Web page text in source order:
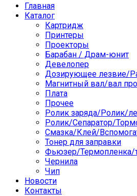
Главная
Каталог
Картридж
Принтеры
Проекторы
Барабан / Драм-юнит
Девелопер
Дозирующее лезвие/
Магнитный вал/вал
Плата
Прочее
Ролик заряда/Ролик/
Ролик/Сепаратор/
Смазка/Клей/
Тонер для заправки
Фьюзер/Термопленка/
Чернила
Чип
Новости
Контакты